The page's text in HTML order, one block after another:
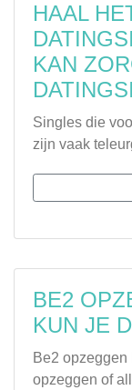
HAAL
KAN
Singles die
zijn vaak
BE2
KUN JE
Be2
opzeggen of